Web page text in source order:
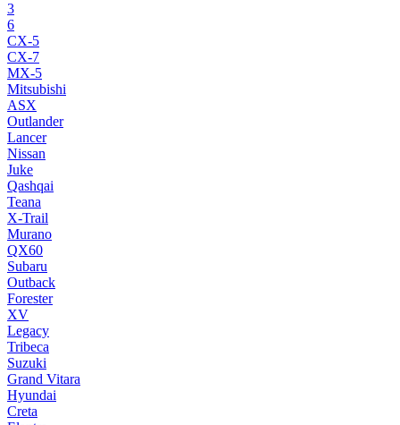
3
6
CX-5
CX-7
MX-5
Mitsubishi
ASX
Outlander
Lancer
Nissan
Juke
Qashqai
Teana
X-Trail
Murano
QX60
Subaru
Outback
Forester
XV
Legacy
Tribeca
Suzuki
Grand Vitara
Hyundai
Creta